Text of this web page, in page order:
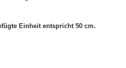
Einheit entspricht 50 cm.